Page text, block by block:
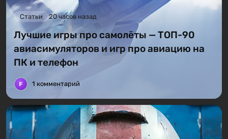
Статьи 20 часов назад
Лучшие игры про самолёты — ТОП-90
авиасимуляторов и игр про авиацию на
ПК и телефон
1 комментарий